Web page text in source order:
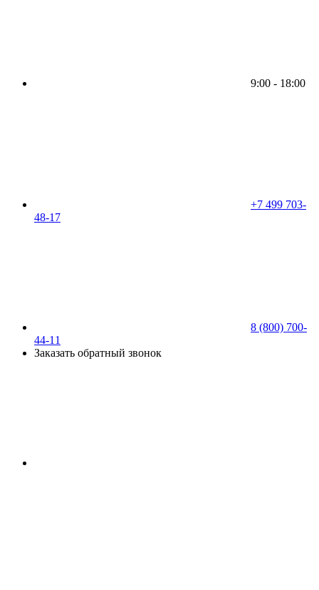
9:00 - 18:00
+7 499 703-
48-17
8 (800) 700-
44-11
Заказать обратный звонок